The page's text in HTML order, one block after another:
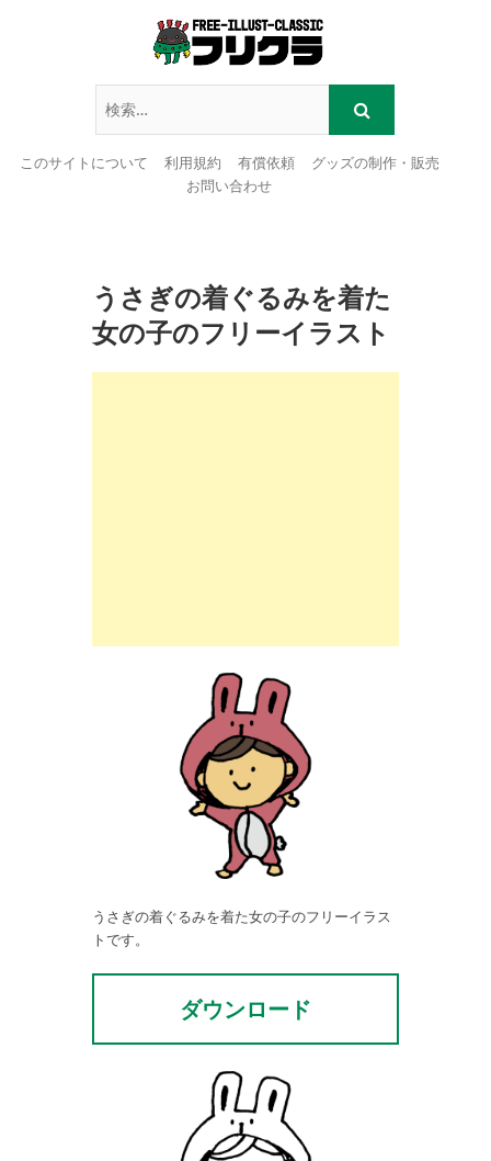
このサイトについて 利用規約 有償依頼
グッズの制作・販売
お問い合わせ
うさぎの着ぐるみを着た
女の子のフリーイラスト
うさぎの着ぐるみを着た女の子のフリーイラス
トです。
ダウンロード